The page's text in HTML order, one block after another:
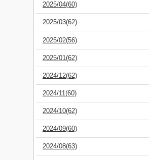
2025/04(60)
2025/03(62)
2025/02(56)
2025/01(62)
2024/12(62)
2024/11(60)
2024/10(62)
2024/09(60)
2024/08(63)